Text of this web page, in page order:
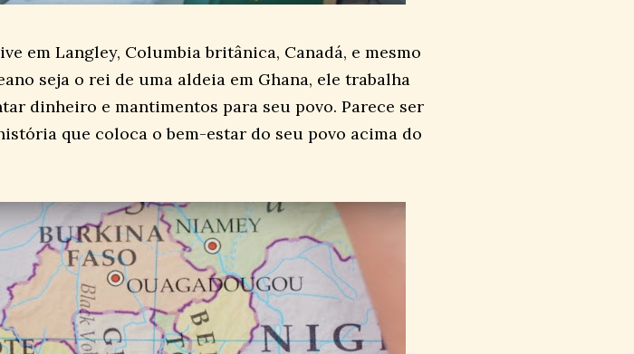
em Langley, Columbia britânica, Canadá, e mesmo
seja o rei de uma aldeia em Ghana, ele trabalha
dinheiro e mantimentos para seu povo. Parece ser
que coloca o bem-estar do seu povo acima do